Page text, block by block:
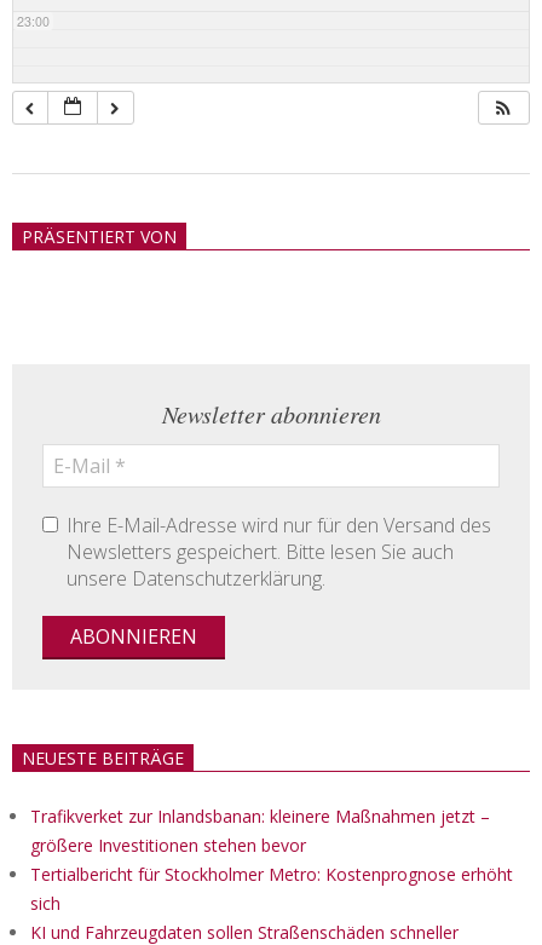
23:00
21PRÄSENTIERT VON
Newsletter abonnieren
Ihre E-Mail-Adresse wird nur für den Versand des
Newsletters gespeichert. Bitte lesen Sie auch
unsere Datenschutzerklärung.
NEUESTE BEITRÄGE
Trafikverket zur Inlandsbanan: kleinere Maßnahmen jetzt –
größere Investitionen stehen bevor
Tertialbericht für Stockholmer Metro: Kostenprognose erhöht
sich
KI und Fahrzeugdaten sollen Straßenschäden schneller